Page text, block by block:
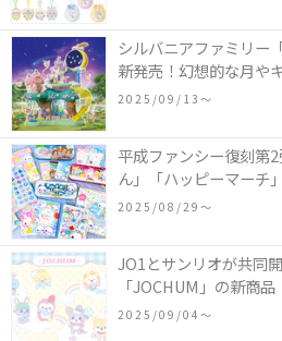
シルバニアファミリー
新発売！幻想的な月や
などの装飾がお城を彩
2025/09/13〜
平成ファンシー復刻第
ん」「ハッピーマーチ
どの「カンペンケース
2025/08/29〜
JO1とサンリオが共同
「JOCHUM」の新商
ザインシリーズ」が発
2025/09/04〜